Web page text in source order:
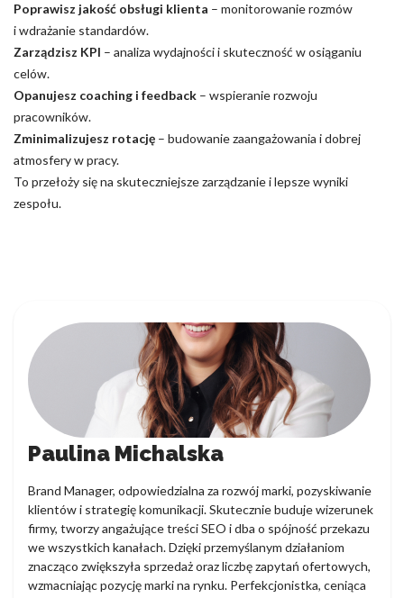
Poprawisz jakość obsługi klienta – monitorowanie rozmów
i wdrażanie standardów.
Zarządzisz KPI – analiza wydajności i skuteczność w osiąganiu
celów.
Opanujesz coaching i feedback – wspieranie rozwoju
pracowników.
Zminimalizujesz rotację – budowanie zaangażowania i dobrej
atmosfery w pracy.
To przełoży się na skuteczniejsze zarządzanie i lepsze wyniki
zespołu.
Paulina Michalska
Brand Manager, odpowiedzialna za rozwój marki, pozyskiwanie
klientów i strategię komunikacji. Skutecznie buduje wizerunek
firmy, tworzy angażujące treści SEO i dba o spójność przekazu
we wszystkich kanałach. Dzięki przemyślanym działaniom
znacząco zwiększyła sprzedaż oraz liczbę zapytań ofertowych,
wzmacniając pozycję marki na rynku. Perfekcjonistka, ceniąca